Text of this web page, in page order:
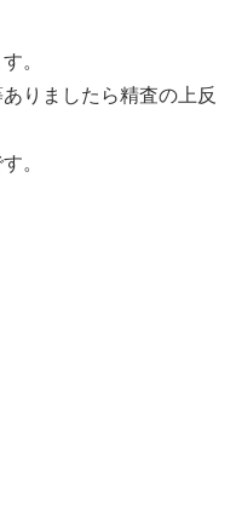
。
りましたら精査の上反
。